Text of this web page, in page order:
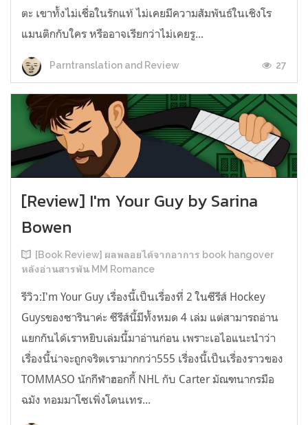
ตะ เขาทั้งไม่เชื่อในรักแท้ ไม่เคยมีความสัมพันธ์ในเชิงโร
แมนติกกับใคร หรืออาจเรียกว่าไม่เคยรู...
Parntranslation and Review 27
[Review] I'm Your Guy by Sarina
Bowen
[Book Review] ผลพลอยได้จากอาการ book hangover
หลังอ่านสารพัน MM Romance
รีวิว:I'm Your Guy เรื่องนี้เป็นเรื่องที่ 2 ในซีรีส์ Hockey
Guysของซารินาค่ะ ซีรีส์นี้มีทั้งหมด 4 เล่ม แต่สามารถอ่าน
แยกกันได้เราหยิบเล่มนี้มาอ่านก่อน เพราะเอไอแนะนำว่า
เรื่องนี้น่าจะถูกจริตเรามากกว่า555 เรื่องนี้เป็นเรื่องราวของ
TOMMASO นักกีฬาฮอกกี้ NHL กับ Carter มัณฑนากรมือ
ฉมัง ทอมมาโซเพิ่งโดนเทร...